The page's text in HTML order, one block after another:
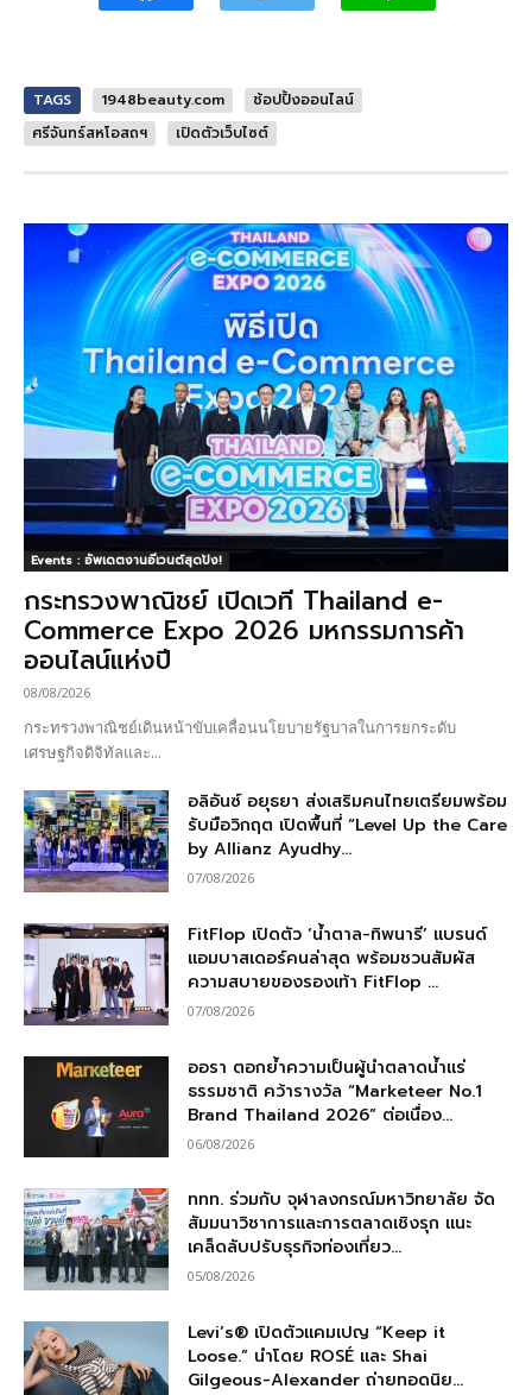
TAGS 1948beauty.com
ช้อปปิ้งออนไลน์
ศรีจันทร์สหโอสถฯ
เปิดตัวเว็บไซต์
Events : อัพเดตงานอีเวนต์สุดปัง!
กระทรวงพาณิชย์ เปิดเวที Thailand e-
Commerce Expo 2026 มหกรรมการค้า
ออนไลน์แห่งปี
08/08/2026
กระทรวงพาณิชย์เดินหน้าขับเคลื่อนนโยบายรัฐบาลในการยกระดับ
เศรษฐกิจดิจิทัลและ...
อลิอันซ์ อยุธยา ส่งเสริมคนไทยเตรียมพร้อม
รับมือวิกฤต เปิดพื้นที่ “Level Up the Care
by Allianz Ayudhy...
07/08/2026
FitFlop เปิดตัว ‘น้ำตาล-ทิพนารี’ แบรนด์
แอมบาสเดอร์คนล่าสุด พร้อมชวนสัมผัส
ความสบายของรองเท้า FitFlop ...
07/08/2026
ออรา ตอกย้ำความเป็นผู้นำตลาดน้ำแร่
ธรรมชาติ คว้ารางวัล “Marketeer No.1
Brand Thailand 2026” ต่อเนื่อง...
06/08/2026
ททท. ร่วมกับ จุฬาลงกรณ์มหาวิทยาลัย จัด
สัมมนาวิชาการและการตลาดเชิงรุก แนะ
เคล็ดลับปรับธุรกิจท่องเที่ยว...
05/08/2026
Levi’s® เปิดตัวแคมเปญ “Keep it
Loose.” นำโดย ROSÉ และ Shai
Gilgeous-Alexander ถ่ายทอดนิย...